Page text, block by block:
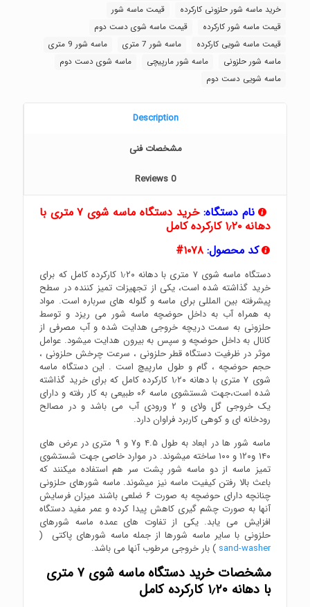
خرید ماسه شور حلزونی کارکرده
قیمت ماسه شور
قیمت ماسه شور کارکرده
قیمت ماسه شوی دست دوم
قیمت ماسه شویی کارکرده
ماسه شور 7 متری
ماسه شور 9 متری
ماسه شور حلزونی
ماسه شور مارپیچی
ماسه شوی دست دوم
ماسه شویی دست دوم
Description
مشخصات فنی
Reviews0
نام دستگاه:
خرید دستگاه ماسه شوی ۷ متری با
دهانه ۱٫۲۰ کارکرده کامل
کد محصول: ۱۰۷۸#
دستگاه ماسه شوی ۷ متری با دهانه ۱٫۲۰ کارکرده کامل که برای
خرید گذاشته شده است، یکی از تجهیزات تمیز کننده در سطح
پیشرفته بین المللی برای ماسه و گلوله های سرباره است. مواد
به همراه آب به داخل حوضچه ماسه شور می ریزد و توسط
حلزونی به سمت دریچه خروجی هدایت شده و آب مصرفی از
کانال به داخل حوضچه و سپس به بیرون هدایت میشود. عوامل
موثر در ظرفیت دستگاه قطر حلزونی ، سرعت چرخش حلزونی ،
حجم حوضچه ، گام و طول مارپیچ است . این دستگاه ماسه
شوی ۷ متری با دهانه ۱٫۲۰ کارکرده کامل که برای خرید گذاشته
شده است،جهت شستشوی ماسه ۰۶ طبیعی به کار رفته و دارای
یک خروجی گل ولای و ۲ ورودی آب می باشد و در مصالح
رودخانه ای و کوهی کاربرد فراوان دارد.
ماسه شور ها در ابعاد به طول ۴.۵ و۷ و ۹ متری در عرض های
۱۴۰ و۱۲۰ و ۱۰۰ ساخته میشوند. در موارد خاصی جهت شستشوی
تمیز ماسه از دو ماسه شور پشت سر هم استفاده میکنند که
باعث بالا رفتن کیفیت ماسه نیز میشوند. ماسه شورهای حلزونی
چنانچه دارای حوضچه به صورت ۶ ضلعی باشند میزان فرسایش
آنها به صورت چشم گیری کاهش پیدا کرده و عمر مفید دستگاه
افزایش می یابد. یکی از تفاوت های عمده ماسه شورهای
حلزونی با سایر ماسه شورها از جمله ماسه شورهای پاکتی (
sand-washer ) بار خروجی مرطوب آنها می باشد.
مشخصات خرید دستگاه ماسه شوی ۷ متری
با دهانه ۱٫۲۰ کارکرده کامل